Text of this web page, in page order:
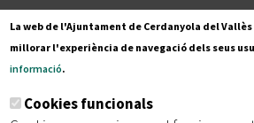
Segueix-nos a:
Subscriu-te al nostre butlletí
La web de l'Ajuntament de Cerdanyola del
millorar l'experiència de navegació dels seus
informació.
Cookies funcionals